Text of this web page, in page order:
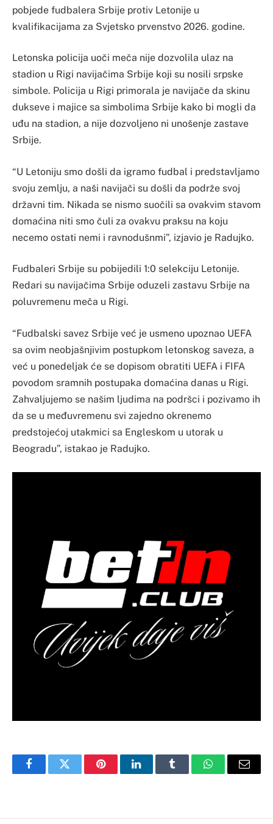
pobjede fudbalera Srbije protiv Letonije u
kvalifikacijama za Svjetsko prvenstvo 2026. godine.
Letonska policija uoči meča nije dozvolila ulaz na
stadion u Rigi navijačima Srbije koji su nosili srpske
simbole. Policija u Rigi primorala je navijače da skinu
dukseve i majice sa simbolima Srbije kako bi mogli da
uđu na stadion, a nije dozvoljeno ni unošenje zastave
Srbije.
“U Letoniju smo došli da igramo fudbal i predstavljamo
svoju zemlju, a naši navijači su došli da podrže svoj
državni tim. Nikada se nismo suočili sa ovakvim stavom
domaćina niti smo čuli za ovakvu praksu na koju
necemo ostati nemi i ravnodušnmi”, izjavio je Radujko.
Fudbaleri Srbije su pobijedili 1:0 selekciju Letonije.
Redari su navijačima Srbije oduzeli zastavu Srbije na
poluvremenu meča u Rigi.
“Fudbalski savez Srbije već je usmeno upoznao UEFA
sa ovim neobjašnjivim postupkom letonskog saveza, a
već u ponedeljak će se dopisom obratiti UEFA i FIFA
povodom sramnih postupaka domaćina danas u Rigi.
Zahvaljujemo se našim ljudima na podršci i pozivamo ih
da se u međuvremenu svi zajedno okrenemo
predstojećoj utakmici sa Engleskom u utorak u
Beogradu”, istakao je Radujko.
FacebookTwitter PinterestLinkedInTumblr WhatsAppEmail